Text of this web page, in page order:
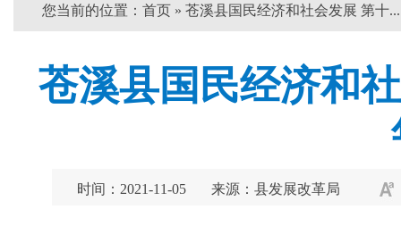
您当前的位置： 首页 » 苍溪县国民经济和社会发展 第十
苍溪县国民经济和
时间：2021-11-05 来源：县发展改革局